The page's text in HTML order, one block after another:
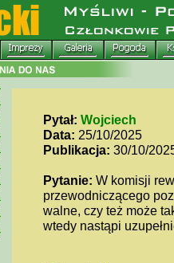
Pytał: Wojciech
Data: 25/10/2025
Publikacja: 30/10/
Pytanie: W komisji
przewodniczącego
walne, czy też może
wtedy nastąpi